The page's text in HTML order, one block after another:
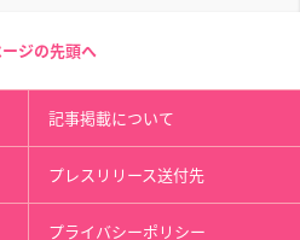
ージの先頭へ
記事掲載について
プレスリリース送付先
プライバシーポリシー